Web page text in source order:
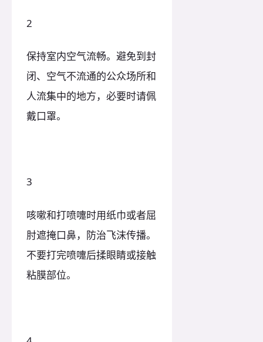
2
保持室内空气流畅。避免到封
闭、空气不流通的公众场所和
人流集中的地方，必要时请佩
戴口罩。
3
咳嗽和打喷嚏时用纸巾或者屈
肘遮掩口鼻，防治飞沫传播。
不要打完喷嚏后揉眼睛或接触
粘膜部位。